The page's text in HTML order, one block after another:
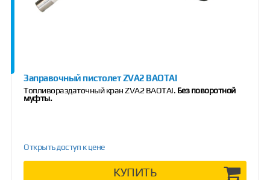
Заправочный пистолет ZVA2 BAOTAI
Топливораздаточный кран ZVA2 BAOTAI. Без поворотной
муфты.
Открыть доступ к цене
КУПИТЬ